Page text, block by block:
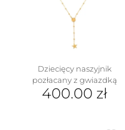
Dziecięcy naszyjnik
pozłacany z gwiazdką
400.00 zł